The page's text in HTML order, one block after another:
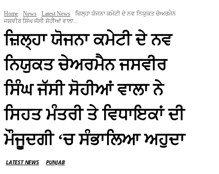
Home News Latest News
ਜ਼ਿਲ੍ਹਾ ਯੋਜਨਾ ਕਮੇਟੀ ਦੇ ਨਵ ਨਿਯੁਕਤ ਚੇਅਰਮੈਨ
ਜਸਵੀਰ ਸਿੰਘ ਜੱਸੀ ਸੋਹੀਆਂ ਵਾਲਾ...
ਜ਼ਿਲ੍ਹਾ ਯੋਜਨਾ ਕਮੇਟੀ ਦੇ ਨਵ
ਨਿਯੁਕਤ ਚੇਅਰਮੈਨ ਜਸਵੀਰ
ਸਿੰਘ ਜੱਸੀ ਸੋਹੀਆਂ ਵਾਲਾ ਨੇ
ਸਿਹਤ ਮੰਤਰੀ ਤੇ ਵਿਧਾਇਕਾਂ ਦੀ
ਮੌਜੂਦਗੀ ‘ਚ ਸੰਭਾਲਿਆ ਅਹੁਦਾ
LATEST NEWS PUNJAB